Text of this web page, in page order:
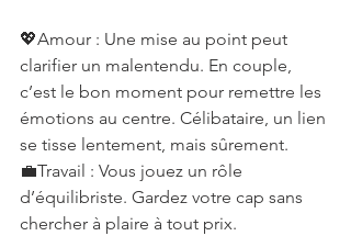
💖Amour : Une mise au point peut
clarifier un malentendu. En couple,
c’est le bon moment pour remettre les
émotions au centre. Célibataire, un lien
se tisse lentement, mais sûrement.
💼Travail : Vous jouez un rôle
d’équilibriste. Gardez votre cap sans
chercher à plaire à tout prix.